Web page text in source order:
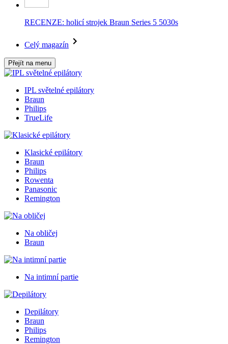
RECENZE: holicí strojek Braun Series 5 5030s
Celý magazín
Přejít na menu
IPL světelné epilátory
Braun
Philips
TrueLife
Klasické epilátory
Braun
Philips
Rowenta
Panasonic
Remington
Na obličej
Braun
Na intimní partie
Depilátory
Braun
Philips
Remington